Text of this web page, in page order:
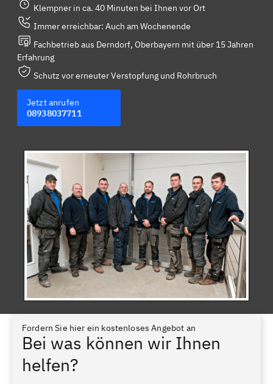
Klempner in ca. 40 Minuten bei Ihnen vor Ort
Immer erreichbar: Auch am Wochenende
Fachbetrieb aus Derndorf, Oberbayern mit über 15 Jahren
Erfahrung
Schutz vor erneuter Verstopfung und Rohrbruch
Jetzt anrufen
08938037711
Fordern Sie hier ein kostenloses Angebot an
Bei was können wir Ihnen
helfen?